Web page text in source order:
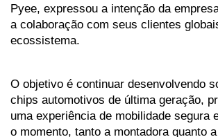
Pyee, expressou a intenção da
a colaboração com seus clientes
ecossistema.
O objetivo é continuar desenvolvendo
chips automotivos de última geração,
uma experiência de mobilidade segura
o momento, tanto a montadora quanto